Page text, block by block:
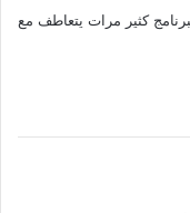
كثير مرات يتعاطف مع